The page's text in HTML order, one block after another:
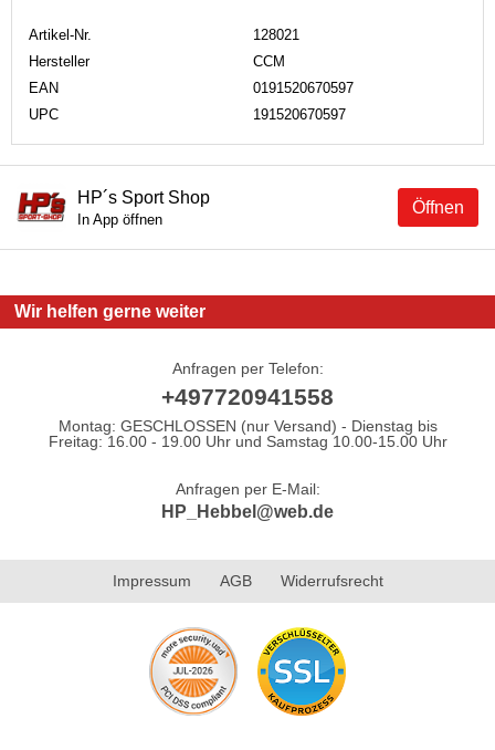
Artikel-Nr.
128021
Hersteller
CCM
EAN
0191520670597
UPC
191520670597
Öffnen
HP´s Sport Shop
In App öffnen
Wir helfen gerne weiter
Anfragen per Telefon:
+497720941558
Montag: GESCHLOSSEN (nur Versand) - Dienstag bis
Freitag: 16.00 - 19.00 Uhr und Samstag 10.00-15.00 Uhr
Anfragen per E-Mail:
HP_Hebbel@web.de
Impressum AGB Widerrufsrecht